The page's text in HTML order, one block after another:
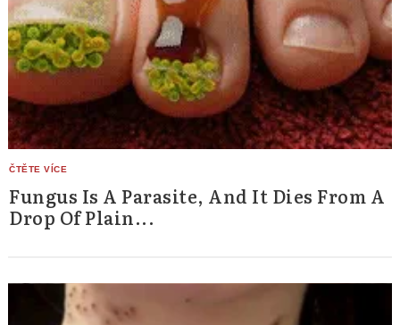
Fungus Is A Parasite, And It Dies From A
Drop Of Plain...